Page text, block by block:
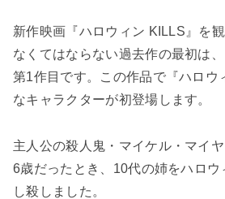
新作映画『ハロウィン KILLS』を
なくてはならない過去作の最初は
第1作目です。この作品で『ハロウ
なキャラクターが初登場します。
主人公の殺人鬼・マイケル・マイ
6歳だったとき、10代の姉をハロウ
し殺しました。